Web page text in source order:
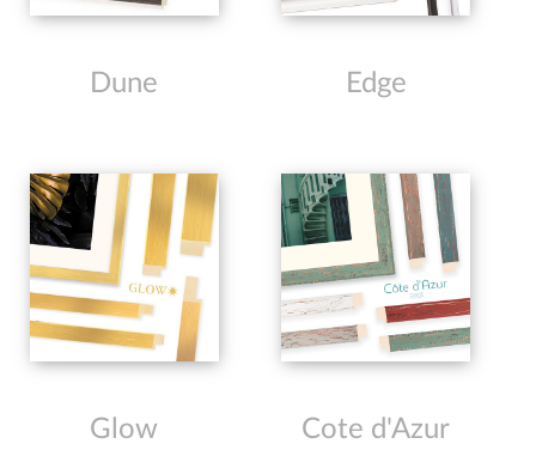
Dune Edge
Glow Cote d'Azur